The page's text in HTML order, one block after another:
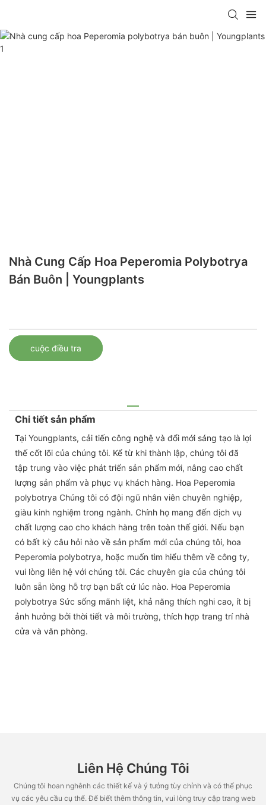
Nhà Cung Cấp Hoa Peperomia Polybotrya
Bán Buôn | Youngplants
cuộc điều tra
Chi tiết sản phẩm
Tại Youngplants, cải tiến công nghệ và đổi mới sáng tạo là lợi
thế cốt lõi của chúng tôi. Kể từ khi thành lập, chúng tôi đã
tập trung vào việc phát triển sản phẩm mới, nâng cao chất
lượng sản phẩm và phục vụ khách hàng. Hoa Peperomia
polybotrya Chúng tôi có đội ngũ nhân viên chuyên nghiệp,
giàu kinh nghiệm trong ngành. Chính họ mang đến dịch vụ
chất lượng cao cho khách hàng trên toàn thế giới. Nếu bạn
có bất kỳ câu hỏi nào về sản phẩm mới của chúng tôi, hoa
Peperomia polybotrya, hoặc muốn tìm hiểu thêm về công ty,
vui lòng liên hệ với chúng tôi. Các chuyên gia của chúng tôi
luôn sẵn lòng hỗ trợ bạn bất cứ lúc nào. Hoa Peperomia
polybotrya Sức sống mãnh liệt, khả năng thích nghi cao, ít bị
ảnh hưởng bởi thời tiết và môi trường, thích hợp trang trí nhà
cửa và văn phòng.
Liên Hệ Chúng Tôi
Chúng tôi hoan nghênh các thiết kế và ý tưởng tùy chỉnh và có thể phục
vụ các yêu cầu cụ thể. Để biết thêm thông tin, vui lòng truy cập trang web